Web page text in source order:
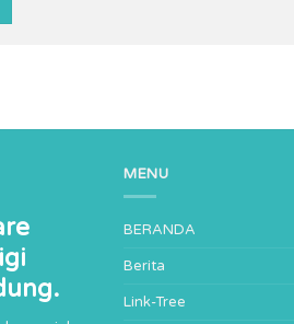
MENU
BERANDA
Berita
Link-Tree